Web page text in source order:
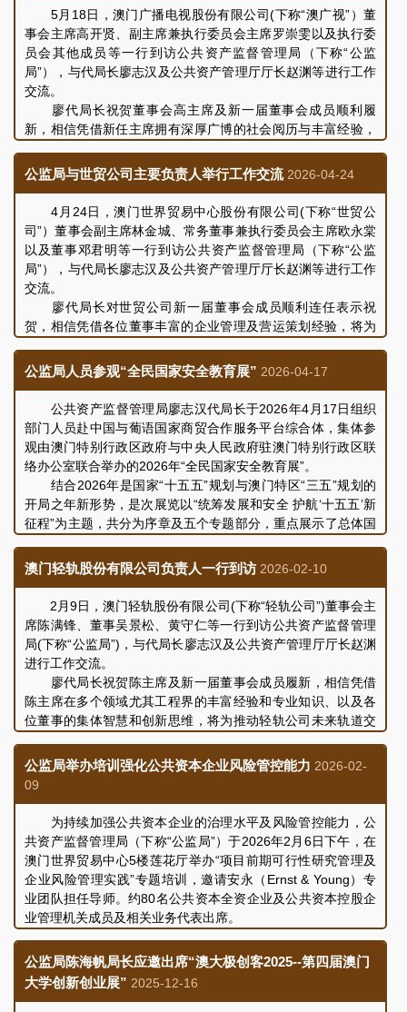
有关评核结果已根据《公共资本企业法律制度》及《评核
细则》的规定，公布于“公共资本企业对外公布资料平台”，公
众可浏览公监局网页 (https://www.dsgap.gov.mo ) 查阅有关评
核结果。
体工作概况。合作区财政局王晨辉局长围绕其单位的机构设
置、职能范围、财政绩效管理业务和整体工作情况等作出介
绍。
其后，双方围绕议题内容，结合积极配合国家「十五五」
规划与澳门特区「三五」规划，全面对接「澳门＋横琴」战略
新定位，进一步深化两地公共资产监管、收益共享等机制分享
各自在相关领域的工作经验和心得，会议取得良好成效。今
后，双方将保持紧密联系，探讨未来建设合作机制的可能。
长赵渊、资助统筹及监察处处长曾致豪，合作区财政局黄勇副
5月18日，澳门广播电视股份有限公司(下称“澳广视”）董
事会主席高开贤、副主席兼执行委员会主席罗崇雯以及执行委
员会其他成员等一行到访公共资产监督管理局（下称“公监
局”），与代局长廖志汉及公共资产管理厅厅长赵渊等进行工作
交流。
廖代局长祝贺董事会高主席及新一届董事会成员顺利履
新，相信凭借新任主席拥有深厚广博的社会阅历与丰富经验，
播事业的发展、为市民大众提供更优质、多元化的公共广播服
务开拓更广阔的发展空间。
高主席感谢公监局一直以来对澳广视予以的支持和指导。
随后，与会人员共同介绍了澳广视最近的营运情况及未来发展
规划，表示澳广视作为澳门的公共广播机构，透过电视、电台
及多媒体平台，扎根澳门，发挥公共广播服务机构的社会角
色；积极履行社会责任，善用广播条件，为观众提供更多元化
的视听选择，并为澳门融入国家发展大局，加强澳门与内地、
粤港澳大湾区尤其是横琴粤澳深度合作区的交流和讯息互通作
出贡献。同时，澳广视致力推动与葡语国家的合作与传播，肩
中心、一平台、一基地”地位。未来，澳广视将坚守作为澳门公
播服务。
双方其后就未来业务发展、持续完善企业治理及加强制度
建设等议题进行了交流和讨论，会议取得良好成效。
公监局与世贸公司主要负责人举行工作交流 2026-04-24
4月24日，澳门世界贸易中心股份有限公司(下称“世贸公
司”）董事会副主席林金城、常务董事兼执行委员会主席欧永棠
以及董事邓君明等一行到访公共资产监督管理局（下称“公监
局”），与代局长廖志汉及公共资产管理厅厅长赵渊等进行工作
交流。
廖代局长对世贸公司新一届董事会成员顺利连任表示祝
贺，相信凭借各位董事丰富的企业管理及营运策划经验，将为
空间。
林副主席感谢公监局一直以来对世贸公司予以支持和指
导。随后，与会人员共同介绍了世贸公司最近的业务营运及发
展规划的情况，表示公司正积极谋划及推进世贸中心大厦的租
务及设施维护工作，为大厦单位及设施的使用者提供更好的会
员服务及商务环境。同时，世贸公司辖下的澳门世界贸易中心
仲裁中心，致力于依法提供楼宇渗漏水争议必要仲裁以及其他
民商事仲裁和调解服务，与其他地方的仲裁机构签订合作协
议，协助企业解决跨境争议，助力企业把握粤港澳大湾区发展
机遇，为推动澳门经济适度多元发展作出贡献。另外，世贸公
的发展及拓展多元化市场创造有利条件等。
进行了交流和讨论，会议取得良好成效。
公监局人员参观“全民国家安全教育展” 2026-04-17
公共资产监督管理局廖志汉代局长于2026年4月17日组织
部门人员赴中国与葡语国家商贸合作服务平台综合体，集体参
观由澳门特别行政区政府与中央人民政府驻澳门特别行政区联
络办公室联合举办的2026年“全民国家安全教育展”。
结合2026年是国家“十五五”规划与澳门特区“三五”规划的
开局之年新形势，是次展览以“统筹发展和安全 护航‘十五五’新
征程”为主题，共分为序章及五个专题部分，重点展示了总体国
特区统筹发展和安全实践成果的回望总结。廖代局长和公监局
人员认真观看展览内容、视频及实物资料，通过现场讲解进一
步了解国家安全形势与维护国家安全的重要性。同时，廖代局
长一行欣赏了以“人工智能护国安”为主题的征文比赛及短视频
比赛获奖作品，作品丰富多样，透过文字及镜头的深度剖析和
创意表达，从不同视角展现了本澳青少年对国家安全与科技发
展的担当和潜能。
透过此次观赏展览和影片，进一步加深了对国家安全的丰
富内涵与意义的理解，公监局人员将强化责任担当，把维护国
家安全意识融入日常履职之中。
澳门轻轨股份有限公司负责人一行到访 2026-02-10
2月9日，澳门轻轨股份有限公司(下称“轻轨公司”)董事会主
席陈满锋、董事吴景松、黄守仁等一行到访公共资产监督管理
局(下称“公监局”)，与代局长廖志汉及公共资产管理厅厅长赵渊
进行工作交流。
廖代局长祝贺陈主席及新一届董事会成员履新，相信凭借
陈主席在多个领域尤其工程界的丰富经验和专业知识、以及各
位董事的集体智慧和创新思维，将为推动轻轨公司未来轨道交
便捷、稳定和可靠的轨道交通服务。
陈主席感谢公监局一直以来对轻轨公司工作的指导支持，
作安排。双方并就持续优化内部管理和营运绩效评核等议题进
行了交流和讨论，会议取得良好成效。
公监局举办培训强化公共资本企业风险管控能力 2026-02-
09
为持续加强公共资本企业的治理水平及风险管控能力，公
共资产监督管理局（下称“公监局”）于2026年2月6日下午，在
澳门世界贸易中心5楼莲花厅举办“项目前期可行性研究管理及
企业风险管理实践”专题培训，邀请安永（Ernst & Young）专
业团队担任导师。约80名公共资本全资企业及公共资本控股企
业管理机关成员及相关业务代表出席。
共财政的利用效益，进行项目前期可行性研究与风险评估，是
确保对公共投资决策质量、实现资产保值增值的重要基础。本
次培训主要聚焦项目战略定位与企业发展规划的协同效应分
公监局陈海帆局长应邀出席“澳大极创客2025--第四届澳门
大学创新创业展” 2025-12-16